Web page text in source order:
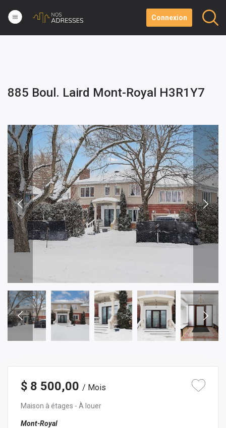
Connexion
885 Boul. Laird Mont-Royal H3R1Y7
$ 8 500,00 / Mois
Maison à étages - À louer
Mont-Royal